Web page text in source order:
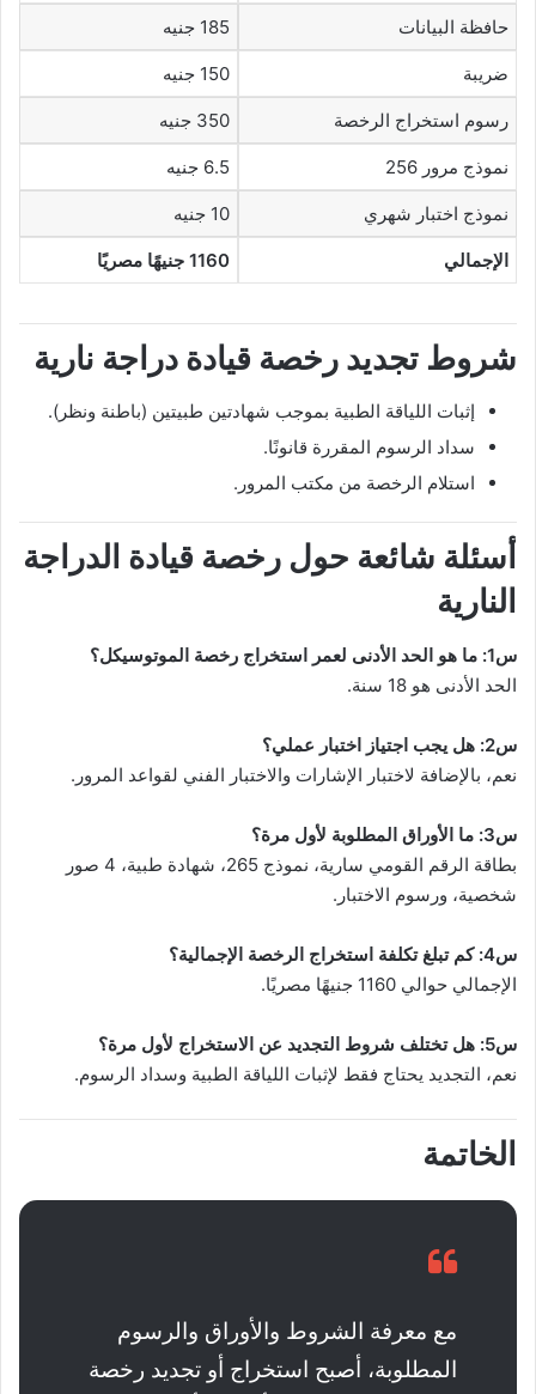
حافظة البيانات 185 جنيه
ضريبة 150 جنيه
رسوم استخراج الرخصة 350 جنيه
نموذج مرور 256 6.5 جنيه
نموذج اختبار شهري 10 جنيه
الإجمالي 1160 جنيهًا مصريًا
شروط تجديد رخصة قيادة دراجة نارية
إثبات اللياقة الطبية بموجب شهادتين طبيتين (باطنة ونظر).
سداد الرسوم المقررة قانونًا.
استلام الرخصة من مكتب المرور.
أسئلة شائعة حول رخصة قيادة الدراجة
النارية
س1: ما هو الحد الأدنى لعمر استخراج رخصة الموتوسيكل؟
الحد الأدنى هو 18 سنة.
س2: هل يجب اجتياز اختبار عملي؟
نعم، بالإضافة لاختبار الإشارات والاختبار الفني لقواعد المرور.
س3: ما الأوراق المطلوبة لأول مرة؟
بطاقة الرقم القومي سارية، نموذج 265، شهادة طبية، 4 صور
شخصية، ورسوم الاختبار.
س4: كم تبلغ تكلفة استخراج الرخصة الإجمالية؟
الإجمالي حوالي 1160 جنيهًا مصريًا.
س5: هل تختلف شروط التجديد عن الاستخراج لأول مرة؟
نعم، التجديد يحتاج فقط لإثبات اللياقة الطبية وسداد الرسوم.
الخاتمة
مع معرفة الشروط والأوراق والرسوم
المطلوبة، أصبح استخراج أو تجديد رخصة